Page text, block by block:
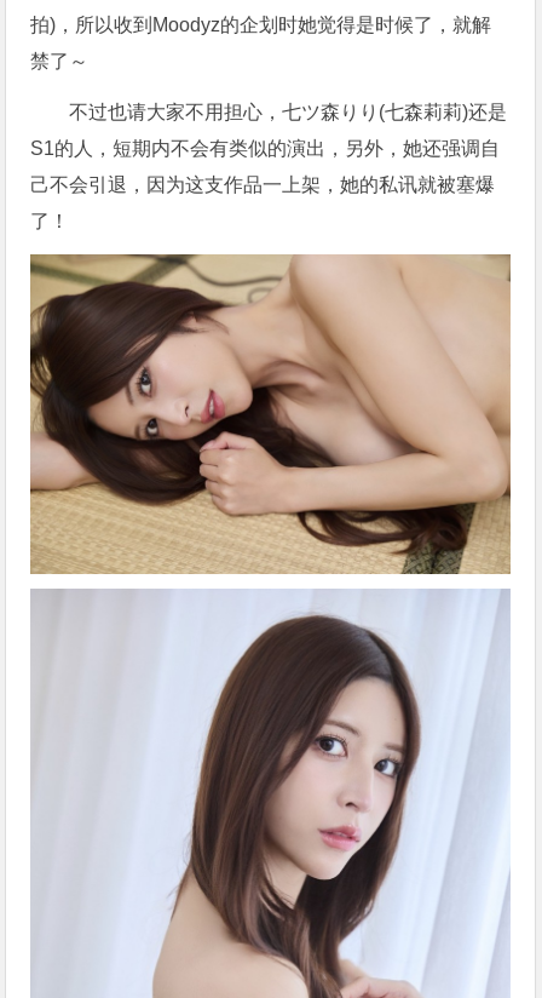
拍)，所以收到Moodyz的企划时她觉得是时候了，就解
禁了～
不过也请大家不用担心，七ツ森りり(七森莉莉)还是
S1的人，短期内不会有类似的演出，另外，她还强调自
己不会引退，因为这支作品一上架，她的私讯就被塞爆
了！